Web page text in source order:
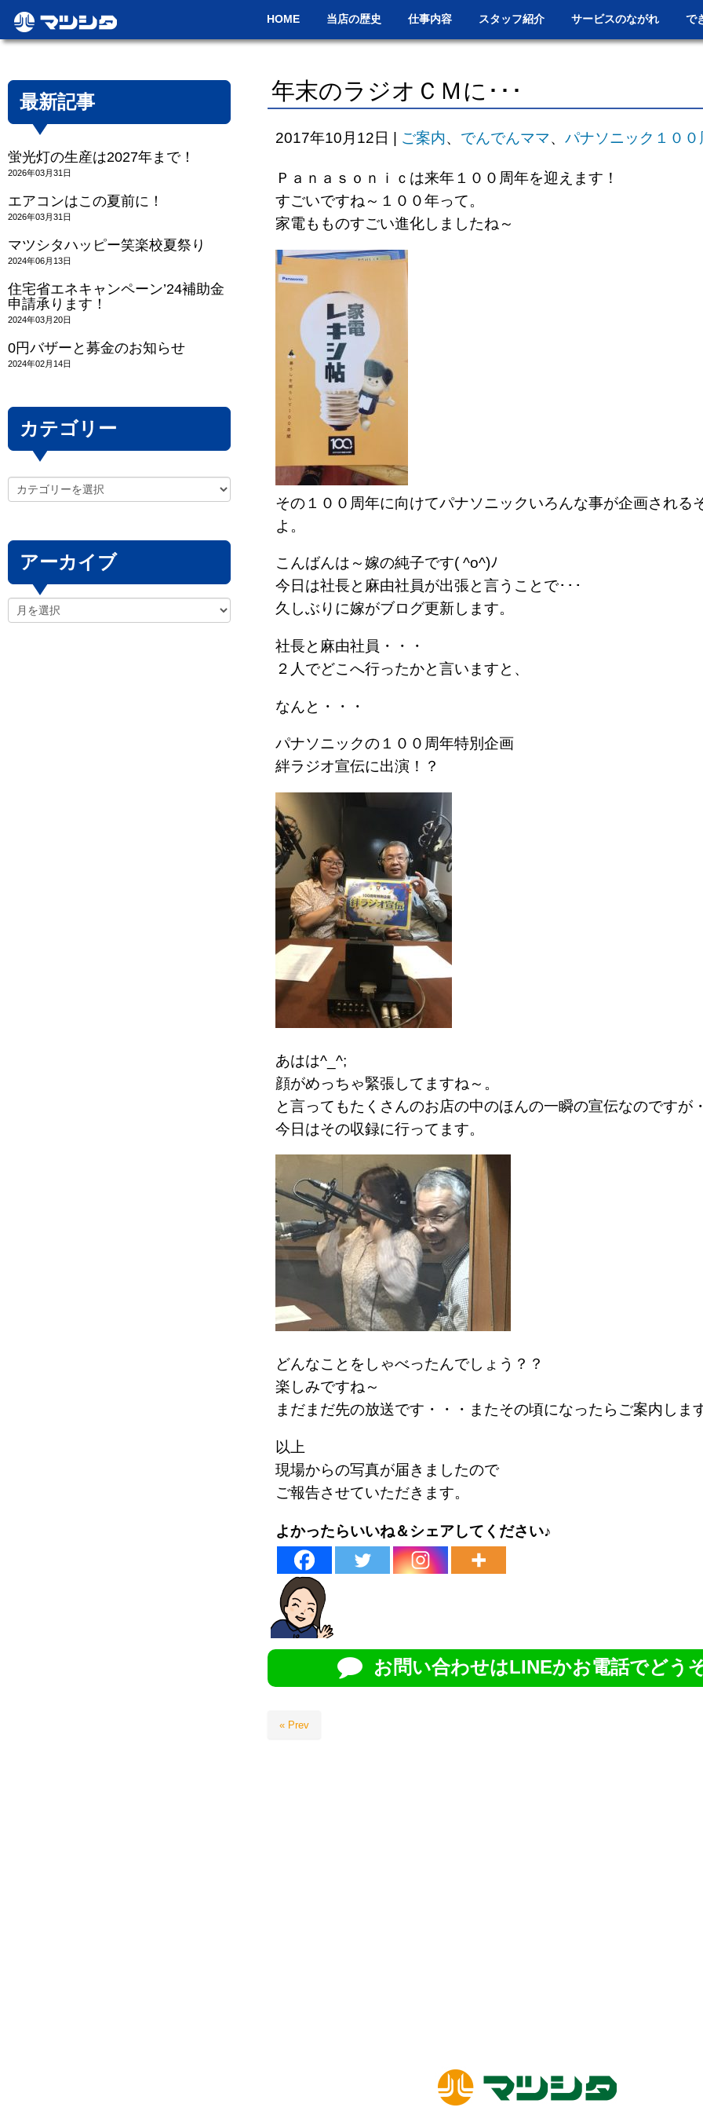
HOME 当店の歴史 仕事内容 スタッフ紹介 サービスのながれ で
年末のラジオＣＭに･･･
2017年10月12日 ご案内、 でんでんママ、 パナソニック１００
Ｐａｎａｓｏｎｉｃは来年１００周年を迎えます！
すごいですね～１００年って。
家電もものすごい進化しましたね～
その１００周年に向けてパナソニックいろんな事が企画される
よ。
こんばんは～嫁の純子です( ^o^)ﾉ
今日は社長と麻由社員が出張と言うことで･･･
久しぶりに嫁がブログ更新します。
社長と麻由社員・・・
２人でどこへ行ったかと言いますと、
なんと・・・
パナソニックの１００周年特別企画
絆ラジオ宣伝に出演！？
あはは^_^;
顔がめっちゃ緊張してますね～。
と言ってもたくさんのお店の中のほんの一瞬の宣伝なのですが
今日はその収録に行ってます。
どんなことをしゃべったんでしょう？？
楽しみですね～
まだまだ先の放送です・・・またその頃になったらご案内しま
以上
現場からの写真が届きましたので
ご報告させていただきます。
よかったらいいね＆シェアしてください♪
お問い合わせはLINEかお電話でどう
« Prev
最新記事
蛍光灯の生産は2027年まで！
2026年03月31日
エアコンはこの夏前に！
2026年03月31日
マツシタハッピー笑楽校夏祭り
2024年06月13日
住宅省エネキャンペーン’24補助金
申請承ります！
2024年03月20日
0円バザーと募金のお知らせ
2024年02月14日
カテゴリー
アーカイブ